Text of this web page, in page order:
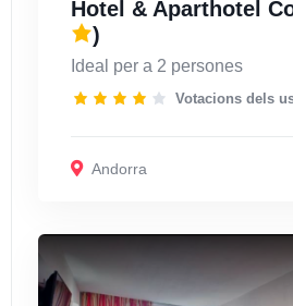
Hotel & Aparthotel
)
Ideal per a 2 persones
Votacions dels
Andorra